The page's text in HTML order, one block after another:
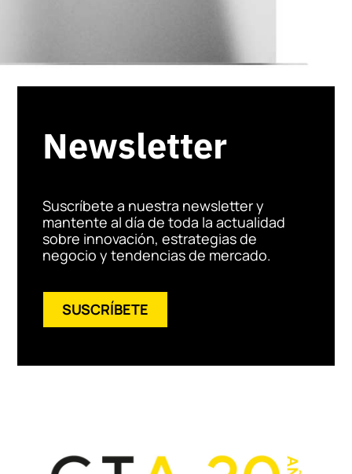
Newsletter
Suscríbete a nuestra newsletter y
mantente al día de toda la actualidad
sobre innovación, estrategias de
negocio y tendencias de mercado.
SUSCRÍBETE